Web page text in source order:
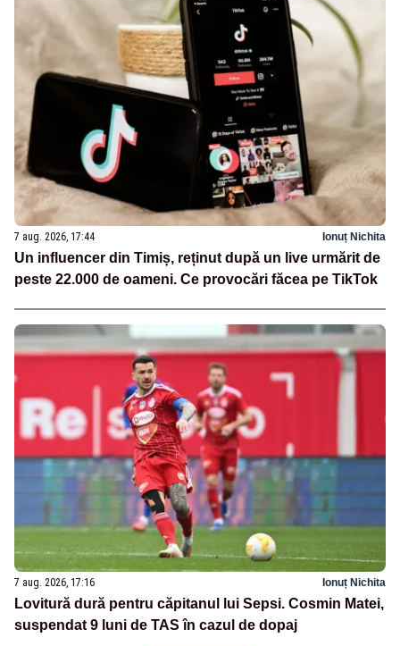
7 aug. 2026, 17:44 Ionuț Nichita
Un influencer din Timiș, reținut după un live urmărit de
peste 22.000 de oameni. Ce provocări făcea pe TikTok
7 aug. 2026, 17:16 Ionuț Nichita
Lovitură dură pentru căpitanul lui Sepsi. Cosmin Matei,
suspendat 9 luni de TAS în cazul de dopaj